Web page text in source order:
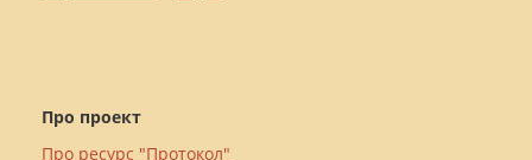
Про проект
Про ресурс "Протокол"